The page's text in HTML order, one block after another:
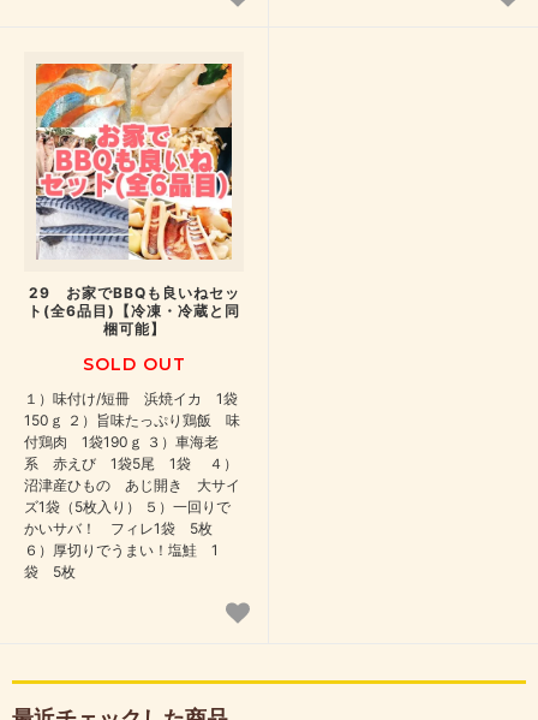
29 お家でBBQも良いねセッ
ト(全6品目)【冷凍・冷蔵と同
梱可能】
SOLD OUT
１）味付け/短冊 浜焼イカ 1袋
150ｇ ２）旨味たっぷり鶏飯 味
付鶏肉 1袋190ｇ ３）車海老
系 赤えび 1袋5尾 1袋 ４）
沼津産ひもの あじ開き 大サイ
ズ1袋（5枚入り） ５）一回りで
かいサバ！ フィレ1袋 5枚
６）厚切りでうまい！塩鮭 1
袋 5枚